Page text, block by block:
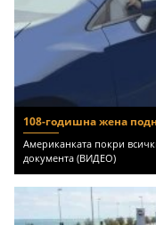
108-годишна жена
Американката покри
документа (ВИДЕО)